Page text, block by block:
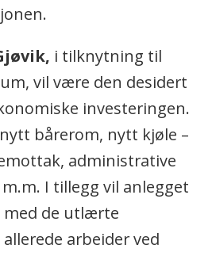
i tilknytning til
vil være den desidert
investeringen.
bårerom, nytt kjøle –
administrative
I tillegg vil anlegget
med de utlærte
arbeider ved